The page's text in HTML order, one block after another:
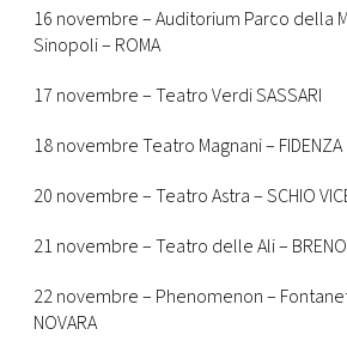
16 novembre – Auditorium Parco della
Sinopoli – ROMA
17 novembre – Teatro Verdi SASSARI
18 novembre Teatro Magnani – FIDENZA
20 novembre – Teatro Astra – SCHIO
21 novembre – Teatro delle Ali –
22 novembre – Phenomenon –
NOVARA